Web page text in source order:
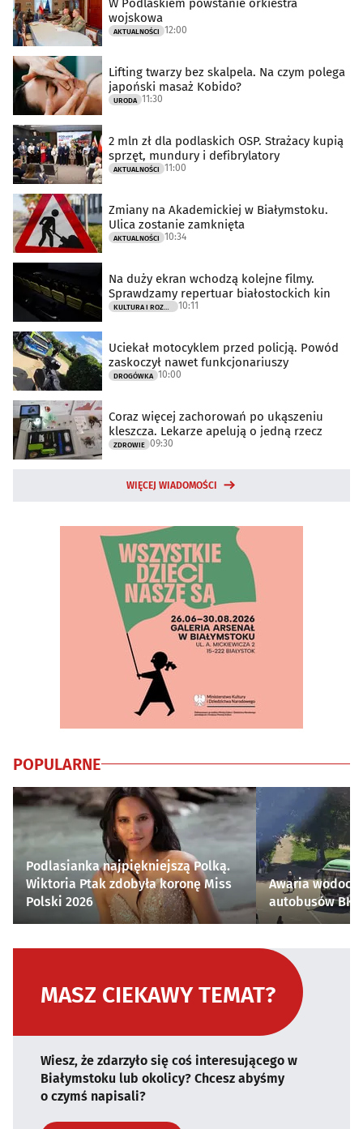
W Podlaskiem powstanie orkiestra
wojskowa
AKTUALNOŚCI 12:00
Lifting twarzy bez skalpela. Na czym polega
japoński masaż Kobido?
URODA 11:30
2 mln zł dla podlaskich OSP. Strażacy kupią
sprzęt, mundury i defibrylatory
AKTUALNOŚCI 11:00
Zmiany na Akademickiej w Białymstoku.
Ulica zostanie zamknięta
AKTUALNOŚCI 10:34
Na duży ekran wchodzą kolejne filmy.
Sprawdzamy repertuar białostockich kin
KULTURA I ROZRYWKA 10:11
Uciekał motocyklem przed policją. Powód
zaskoczył nawet funkcjonariuszy
DROGÓWKA 10:00
Coraz więcej zachorowań po ukąszeniu
kleszcza. Lekarze apelują o jedną rzecz
ZDROWIE 09:30
WIĘCEJ WIADOMOŚCI
POPULARNE
Podlasianka najpiękniejszą Polką.
Wiktoria Ptak zdobyła koronę Miss
Polski 2026
Awaria
autobusów
MASZ CIEKAWY TEMAT?
Wiesz, że zdarzyło się coś interesującego w
Białymstoku lub okolicy? Chcesz abyśmy
o czymś napisali?